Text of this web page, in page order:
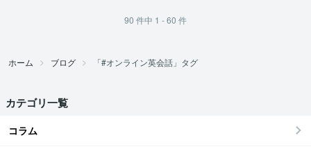
90 件中 1 - 60 件
ホーム ブログ 「#オンライン英会話」タグ
カテゴリ一覧
コラム